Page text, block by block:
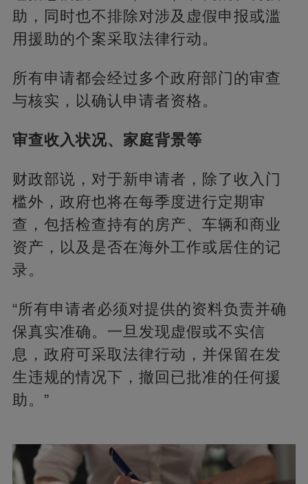
助，同时也不排除对涉及虚假申报或滥
用援助的个案采取法律行动。
所有申请都会经过多个政府部门的审查
与核实，以确认申请者资格。
审查收入状况、家庭背景等
财政部说，对于新申请者，除了收入门
槛外，政府也将在每季度进行定期审
查，包括检查持有的房产、车辆和商业
资产，以及是否在海外工作或居住的记
录。
“所有申请者必须对提供的资料负责并确
保真实准确。一旦发现虚假或不实信
息，政府可采取法律行动，并保留在发
生违规的情况下，撤回已批准的任何援
助。”